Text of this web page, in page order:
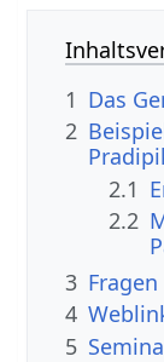
1 Das
2
2.1
2.2
3
4
5